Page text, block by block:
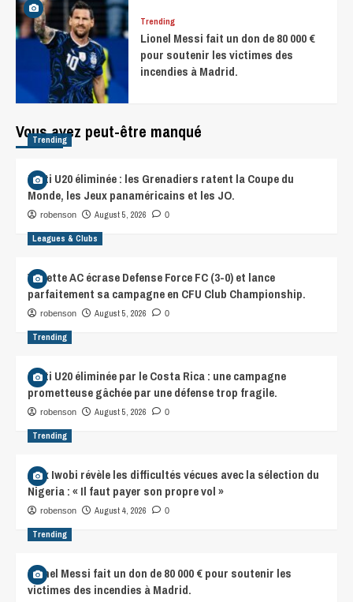
Trending
Lionel Messi fait un don de 80 000 €
pour soutenir les victimes des
incendies à Madrid.
Vous avez peut-être manqué
Trending
Haïti U20 éliminée : les Grenadiers ratent la Coupe du
Monde, les Jeux panaméricains et les JO.
robenson August 5, 2026 0
Leagues & Clubs
Violette AC écrase Defense Force FC (3-0) et lance
parfaitement sa campagne en CFU Club Championship.
robenson August 5, 2026 0
Trending
Haïti U20 éliminée par le Costa Rica : une campagne
prometteuse gâchée par une défense trop fragile.
robenson August 5, 2026 0
Trending
Alex Iwobi révèle les difficultés vécues avec la sélection du
Nigeria : « Il faut payer son propre vol »
robenson August 4, 2026 0
Trending
Lionel Messi fait un don de 80 000 € pour soutenir les
victimes des incendies à Madrid.